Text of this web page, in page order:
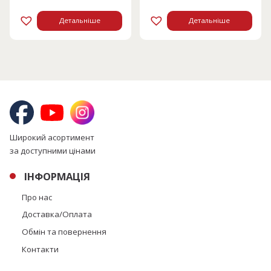
Детальніше Детальніше
Широкий асортимент
за доступними цінами
ІНФОРМАЦІЯ
Про нас
Доставка/Оплата
Обмін та повернення
Контакти